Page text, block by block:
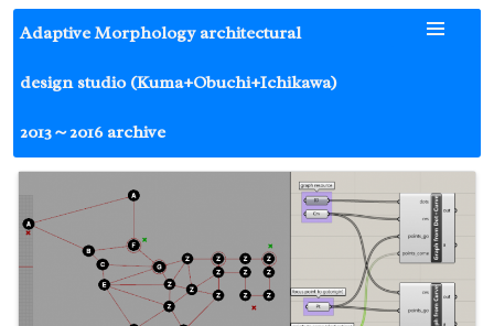
Skip
to
content
Adaptive Morphology architectural
design studio (Kuma+Obuchi+Ichikawa)
2013～2016 archive